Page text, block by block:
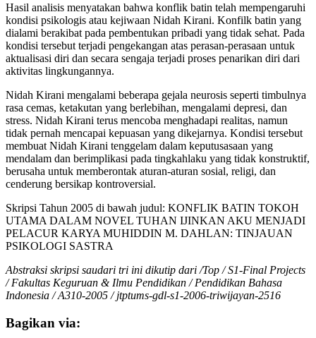
Hasil analisis menyatakan bahwa konflik batin telah mempengaruhi
kondisi psikologis atau kejiwaan Nidah Kirani. Konfilk batin yang
dialami berakibat pada pembentukan pribadi yang tidak sehat. Pada
kondisi tersebut terjadi pengekangan atas perasan-perasaan untuk
aktualisasi diri dan secara sengaja terjadi proses penarikan diri dari
aktivitas lingkungannya.
Nidah Kirani mengalami beberapa gejala neurosis seperti timbulnya
rasa cemas, ketakutan yang berlebihan, mengalami depresi, dan
stress. Nidah Kirani terus mencoba menghadapi realitas, namun
tidak pernah mencapai kepuasan yang dikejarnya. Kondisi tersebut
membuat Nidah Kirani tenggelam dalam keputusasaan yang
mendalam dan berimplikasi pada tingkahlaku yang tidak konstruktif,
berusaha untuk memberontak aturan-aturan sosial, religi, dan
cenderung bersikap kontroversial.
Skripsi Tahun 2005 di bawah judul: KONFLIK BATIN TOKOH
UTAMA DALAM NOVEL TUHAN IJINKAN AKU MENJADI
PELACUR KARYA MUHIDDIN M. DAHLAN: TINJAUAN
PSIKOLOGI SASTRA
Abstraksi skripsi saudari tri ini dikutip dari /Top / S1-Final Projects
/ Fakultas Keguruan & Ilmu Pendidikan / Pendidikan Bahasa
Indonesia / A310-2005 / jtptums-gdl-s1-2006-triwijayan-2516
Bagikan via: